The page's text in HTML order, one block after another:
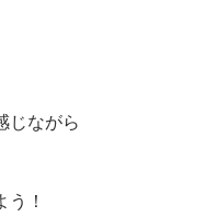
じながら
う！